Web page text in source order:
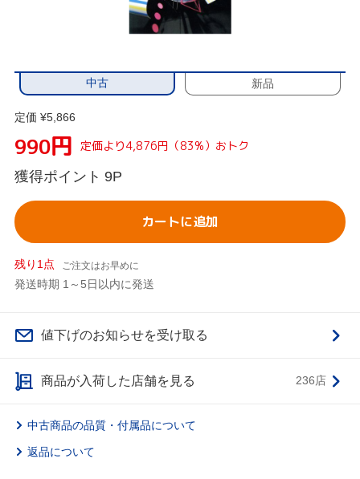
中古 新品
定価 ¥5,866
990円 定価より4,876円（83%）おトク
獲得ポイント 9P
カートに追加
残り1点 ご注文はお早めに
発送時期 1～5日以内に発送
値下げのお知らせを受け取る
商品が入荷した店舗を見る 236店
中古商品の品質・付属品について
返品について